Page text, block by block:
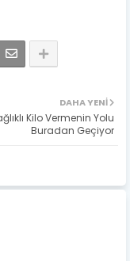
DAHA YENI
Kilo Vermenin Yolu
Buradan Geçiyor